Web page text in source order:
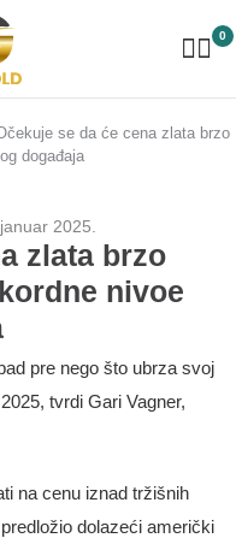
0
se da će cena zlata brzo
događaja
2025.
zlata brzo
nivoe
pre nego što ubrza svoj
2025, tvrdi Gari Vagner,
na cenu iznad tržišnih
dolazeći američki